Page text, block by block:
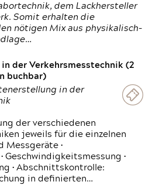
dem Lackhersteller
Somit erhalten die
nötigen Mix aus physikalisch-
der Verkehrsmesstechnik (2
buchbar)
in der
der verschiedenen
jeweils für die einzelnen
Messgeräte •
Geschwindigkeitsmessung •
• Abschnittskontrolle:
in definierten…